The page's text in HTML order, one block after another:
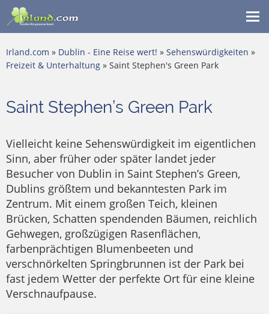
Irland.com » Dublin - Eine Reise wert! » Sehenswürdigkeiten »
Freizeit & Unterhaltung » Saint Stephen's Green Park
Saint Stephen’s Green Park
Vielleicht keine Sehenswürdigkeit im eigentlichen
Sinn, aber früher oder später landet jeder
Besucher von Dublin in Saint Stephen’s Green,
Dublins größtem und bekanntesten Park im
Zentrum. Mit einem großen Teich, kleinen
Brücken, Schatten spendenden Bäumen, reichlich
Gehwegen, großzügigen Rasenflächen,
farbenprächtigen Blumenbeeten und
verschnörkelten Springbrunnen ist der Park bei
fast jedem Wetter der perfekte Ort für eine kleine
Verschnaufpause.